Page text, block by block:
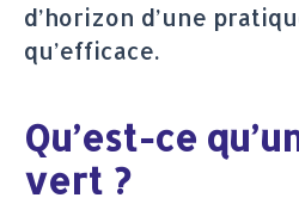
d’horizon d’une
qu’efficace.
Qu’est-ce
vert ?